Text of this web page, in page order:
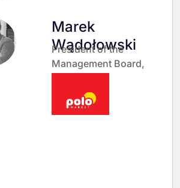
Marek
Wądołowski
President of the
Management Board,